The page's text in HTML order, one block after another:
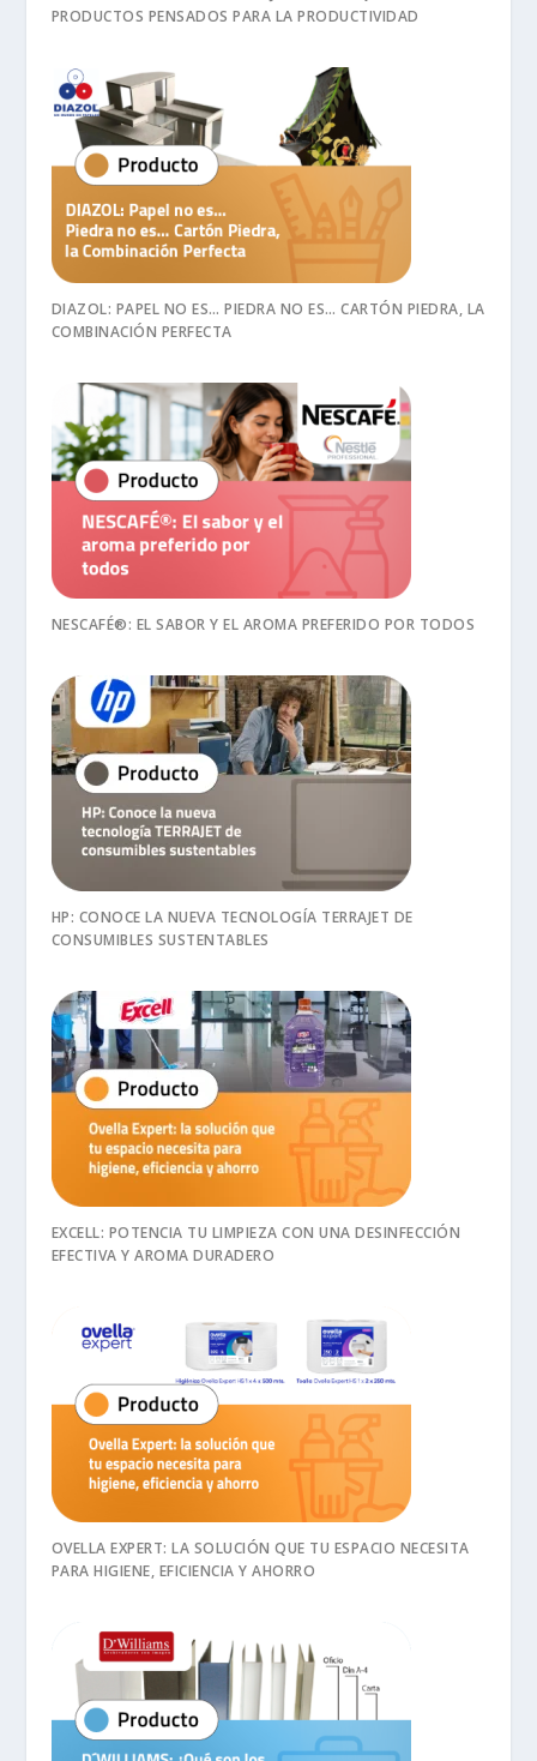
PRODUCTOS PENSADOS PARA LA PRODUCTIVIDAD
DIAZOL: PAPEL NO ES… PIEDRA NO ES… CARTÓN PIEDRA, LA
COMBINACIÓN PERFECTA
NESCAFÉ®: EL SABOR Y EL AROMA PREFERIDO POR TODOS
HP: CONOCE LA NUEVA TECNOLOGÍA TERRAJET DE
CONSUMIBLES SUSTENTABLES
EXCELL: POTENCIA TU LIMPIEZA CON UNA DESINFECCIÓN
EFECTIVA Y AROMA DURADERO
OVELLA EXPERT: LA SOLUCIÓN QUE TU ESPACIO NECESITA
PARA HIGIENE, EFICIENCIA Y AHORRO